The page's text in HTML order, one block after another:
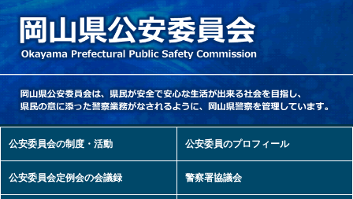
公安委員会の制度・活動 公安委員のプロフィール
公安委員会定例会の会議録 警察署協議会